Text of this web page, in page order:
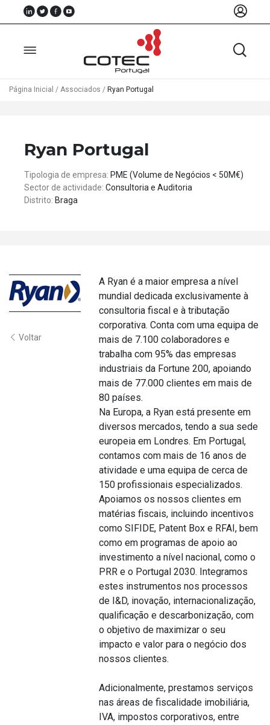
Associados
Recursos
Página Inicial / Associados / Ryan Portugal
Ryan Portugal
Tipologia de empresa: PME (Volume de Negócios < 50M€)
Sector de actividade: Consultoria e Auditoria
Distrito: Braga
Voltar
A Ryan é a maior empresa a nível
mundial dedicada exclusivamente à
consultoria fiscal e à tributação
corporativa. Conta com uma equipa de
mais de 7.100 colaboradores e
trabalha com 95% das empresas
industriais da Fortune 200, apoiando
mais de 77.000 clientes em mais de
80 países.
Na Europa, a Ryan está presente em
diversos mercados, tendo a sua sede
europeia em Londres. Em Portugal,
contamos com mais de 16 anos de
atividade e uma equipa de cerca de
150 profissionais especializados.
Apoiamos os nossos clientes em
matérias fiscais, incluindo incentivos
como SIFIDE, Patent Box e RFAI, bem
como em programas de apoio ao
investimento a nível nacional, como o
PRR e o Portugal 2030. Integramos
estes instrumentos nos processos
de I&D, inovação, internacionalização,
qualificação e descarbonização, com
o objetivo de maximizar o seu
impacto e valor para o negócio dos
nossos clientes.
Adicionalmente, prestamos serviços
nas áreas de fiscalidade imobiliária,
IVA, impostos corporativos, entre